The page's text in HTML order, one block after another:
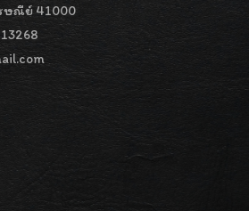
รษณีย์ 41000